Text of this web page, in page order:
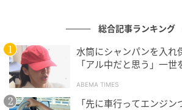
総合記事ランキング
水筒にシャンパンを入れ
「アル中だと思う」一世
ABEMA TIMES
「先に車行ってエンジ